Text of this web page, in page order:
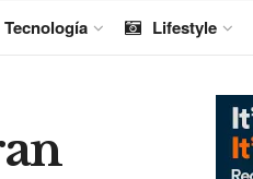
Tecnología Lifestyle